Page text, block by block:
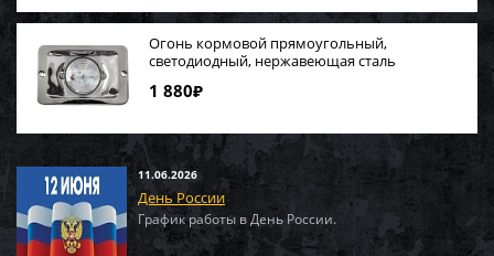
Огонь кормовой прямоугольный,
светодиодный, нержавеющая сталь
1 880₽
11.06.2026
День России
График работы в День России.